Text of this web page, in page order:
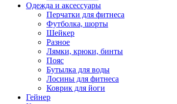
Одежда и аксессуары
Перчатки для фитнеса
Футболка, шорты
Шейкер
Разное
Лямки, крюки, бинты
Пояс
Бутылка для воды
Лосины для фитнеса
Коврик для йоги
Гейнер